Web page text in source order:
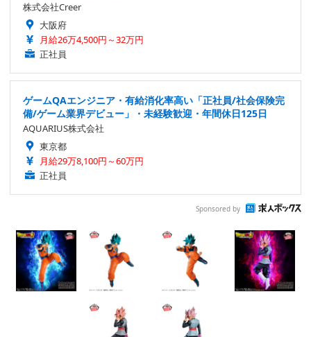
株式会社Creer
大阪府
月給26万4,500円～32万円
正社員
ゲームQAエンジニア・有給消化率高い「正社員/社会保険完
備/ゲーム業界デビュー」・未経験歓迎・年間休日125日
AQUARIUS株式会社
東京都
月給29万8,100円～60万円
正社員
Sponsored by